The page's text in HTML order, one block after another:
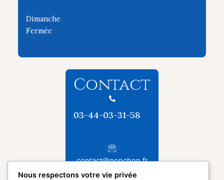
Dimanche
Fermée
Contact
03-44-03-31-58
contact@ponchon.fr
Nous respectons votre vie privée